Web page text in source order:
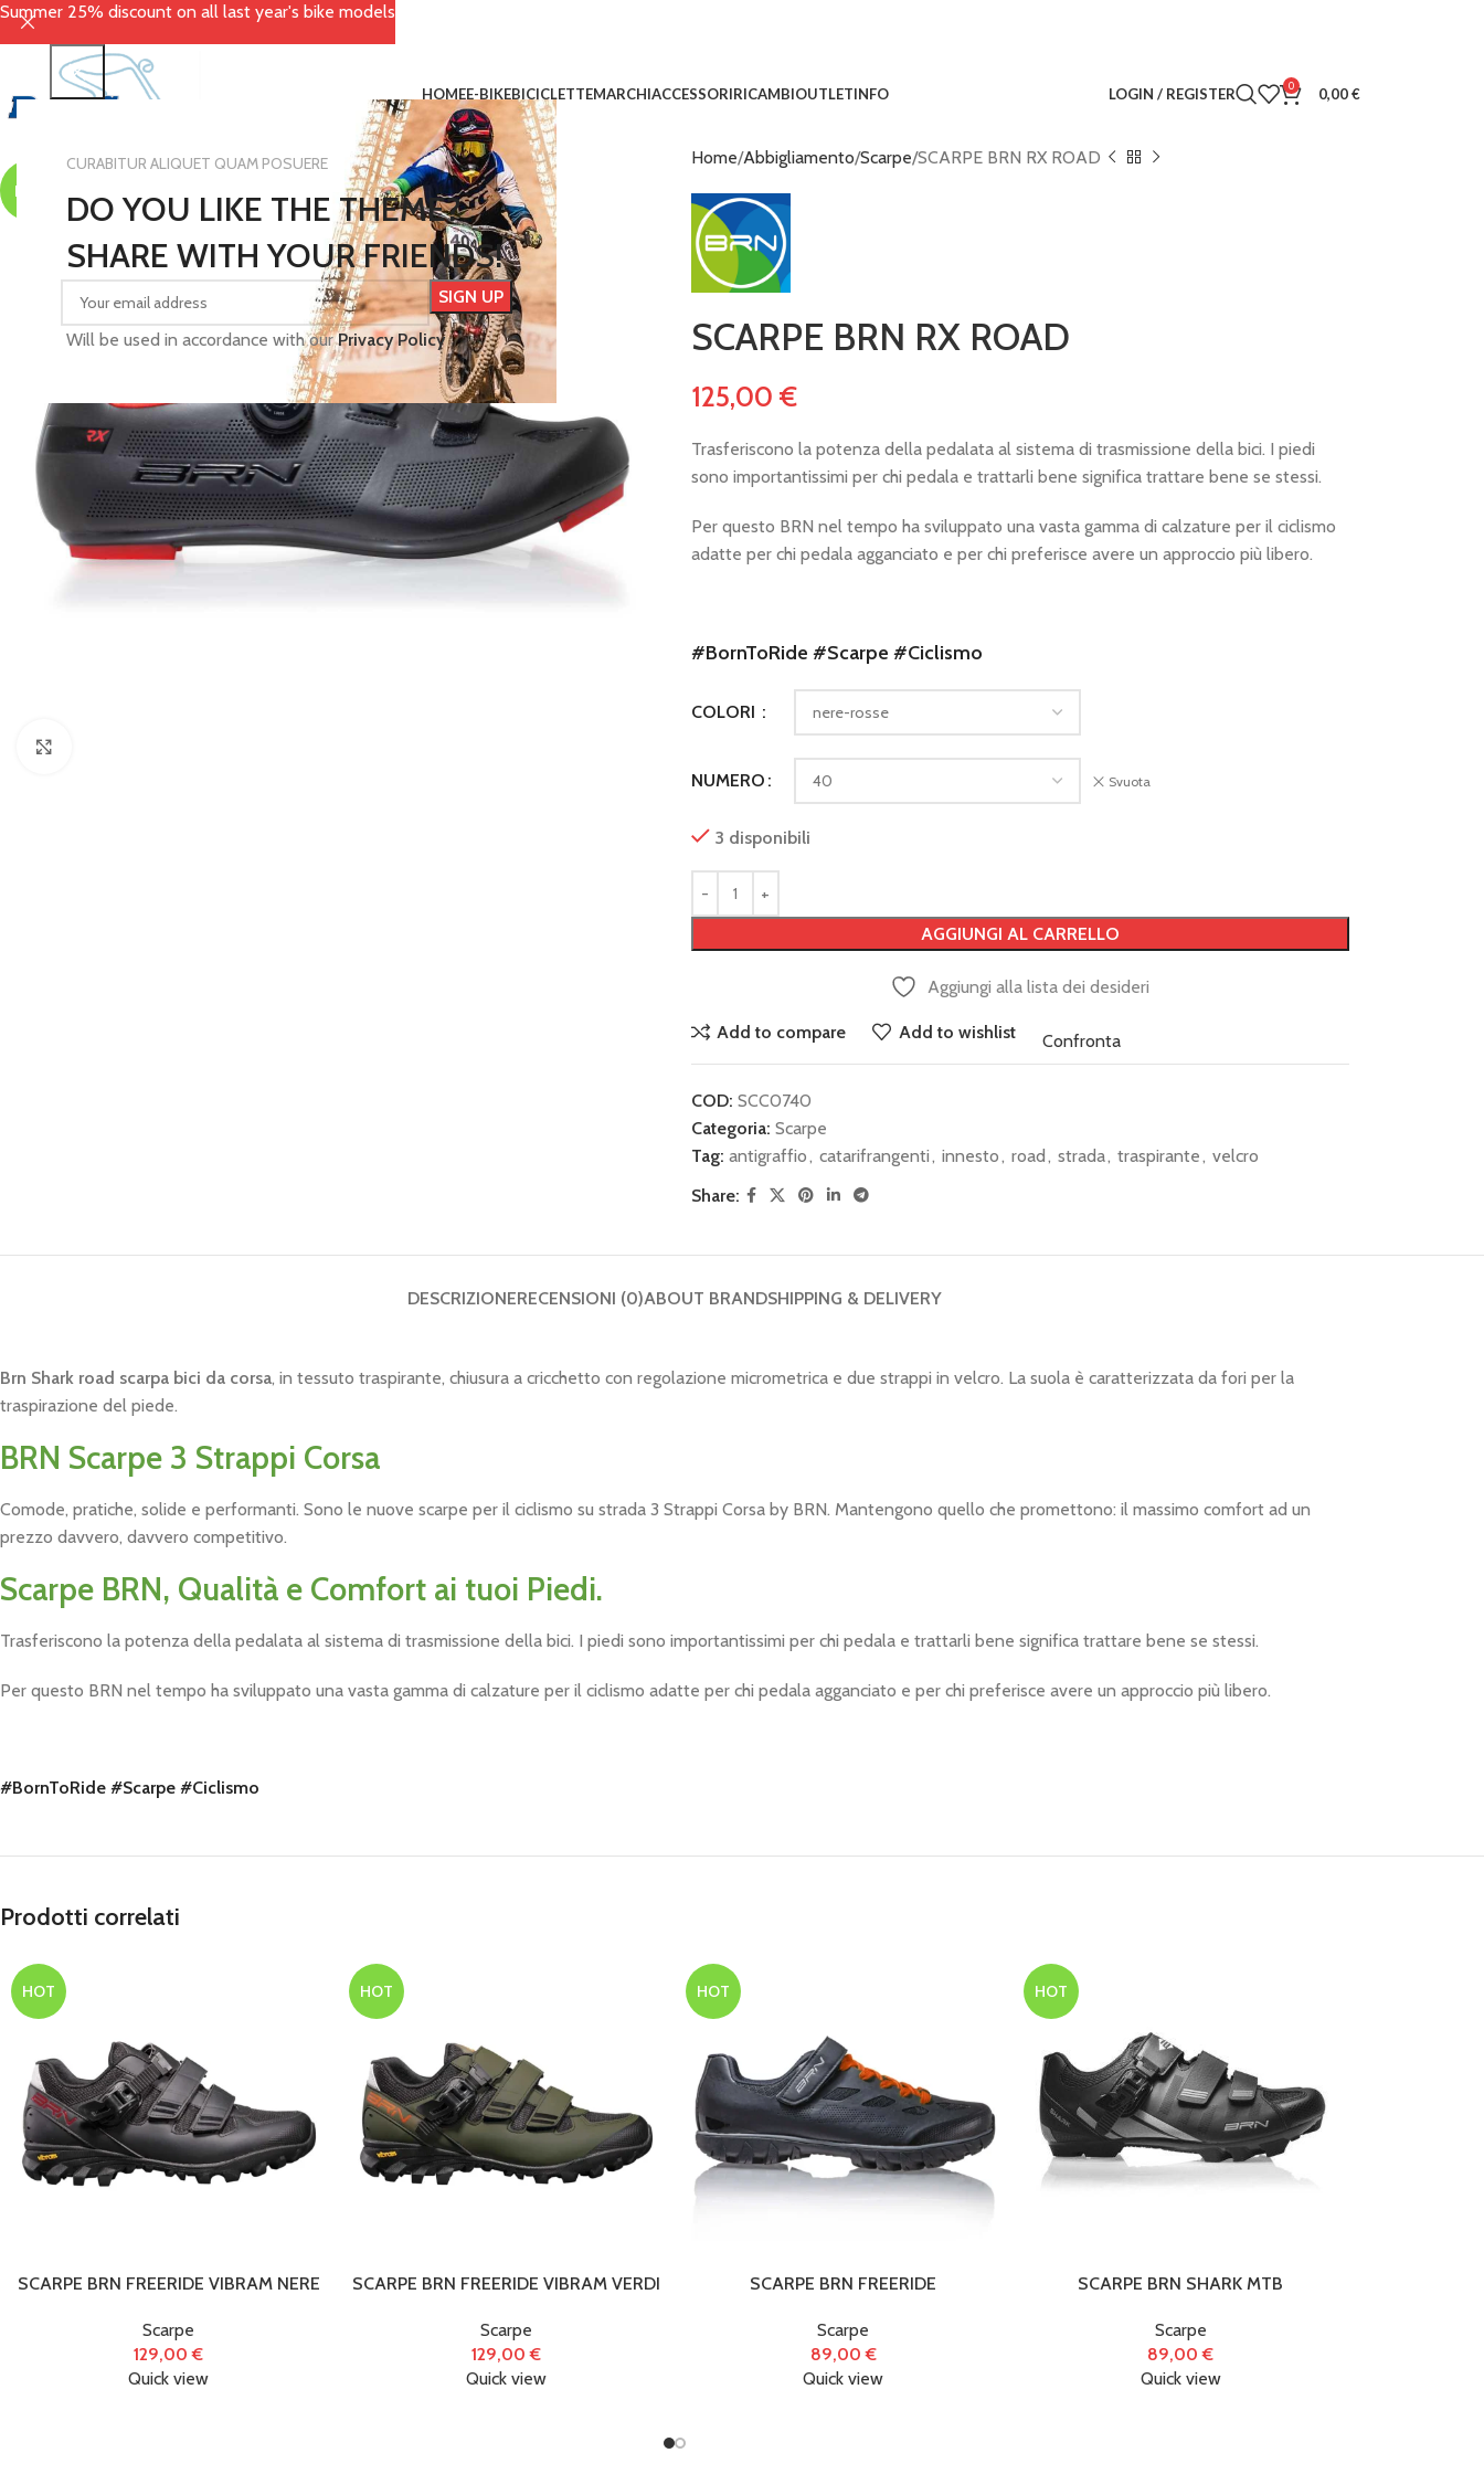
CURABITUR ALIQUET QUAM POSUERE
DO YOU LIKE THE THEME?
SHARE WITH YOUR FRIENDS!
Will be used in accordance with ourPrivacy Policy
HOMEE-BIKEBICICLETTEMARCHIACCESSORIRICAMBIOUTLETINFO LOGIN / REGISTER 0 0,00€
HOT
Home Abbigliamento Scarpe SCARPE BRN RX ROAD
SCARPE BRN RX ROAD
125,00 €
Trasferiscono la potenza della pedalata al sistema di trasmissione della bici. I piedi
sono importantissimi per chi pedala e trattarli bene significa trattare bene se stessi.
Per questo BRN nel tempo ha sviluppato una vasta gamma di calzature per il ciclismo
adatte per chi pedala agganciato e per chi preferisce avere un approccio più libero.
#BornToRide #Scarpe #Ciclismo
COLORI
NUMERO Svuota
3 disponibili
AGGIUNGI AL CARRELLO
Aggiungi alla lista dei desideri
Add to compare Add to wishlist Confronta
COD: SCC0740
Categoria: Scarpe
Tag: antigraffio, catarifrangenti, innesto, road, strada, traspirante, velcro
Share:
DESCRIZIONERECENSIONI (0)ABOUT BRANDSHIPPING & DELIVERY
Brn Shark road scarpa bici da corsa, in tessuto traspirante, chiusura a cricchetto con regolazione micrometrica e due strappi in velcro. La suola è caratterizzata da fori per la
traspirazione del piede.
BRN Scarpe 3 Strappi Corsa
Comode, pratiche, solide e performanti. Sono le nuove scarpe per il ciclismo su strada 3 Strappi Corsa by BRN. Mantengono quello che promettono: il massimo comfort ad un
prezzo davvero, davvero competitivo.
Scarpe BRN, Qualità e Comfort ai tuoi Piedi.
Trasferiscono la potenza della pedalata al sistema di trasmissione della bici. I piedi sono importantissimi per chi pedala e trattarli bene significa trattare bene se stessi.
Per questo BRN nel tempo ha sviluppato una vasta gamma di calzature per il ciclismo adatte per chi pedala agganciato e per chi preferisce avere un approccio più libero.
#BornToRide #Scarpe #Ciclismo
Prodotti correlati
HOT
SCARPE BRN FREERIDE VIBRAM NERE
Scarpe
129,00€
Quick view
HOT
SCARPE BRN FREERIDE VIBRAM VERDI
Scarpe
129,00€
Quick view
HOT
SCARPE BRN FREERIDE
Scarpe
89,00€
Quick view
HOT
SCARPE BRN SHARK MTB
Scarpe
89,00€
Quick view
Summer 25% discount on all last year's bike models